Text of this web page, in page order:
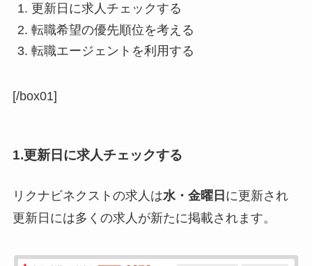
更新日に求人チェックする
転職希望の優先順位を考える
転職エージェントを利用する
[/box01]
1.更新日に求人チェックする
リクナビネクストの求人は水・金曜日 に更新され
更新日には多くの求人が新たに掲載されます。